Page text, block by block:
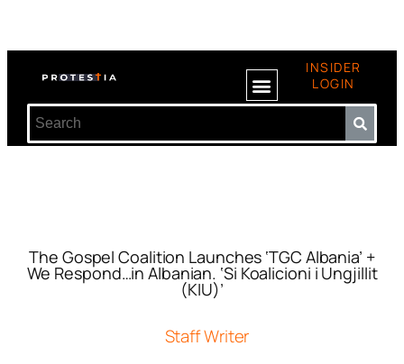
INSIDER
LOGIN
The Gospel Coalition Launches ‘TGC Albania’ +
We Respond…in Albanian. ‘Si Koalicioni i Ungjillit
(KIU)’
Staff Writer